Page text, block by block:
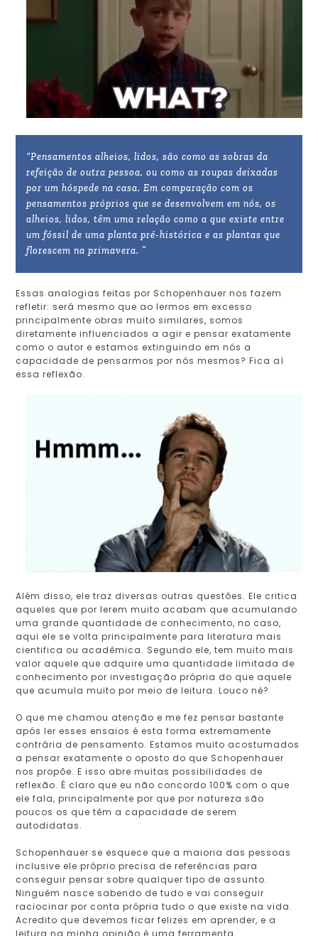
“Pensamentos alheios, lidos, são como as sobras da
refeição de outra pessoa, ou como as roupas deixadas
por um hóspede na casa. Em comparação com os
pensamentos próprios que se desenvolvem em nós, os
alheios, lidos, têm uma relação como a que existe entre
um fóssil de uma planta pré-histórica e as plantas que
florescem na primavera. ”
Essas analogias feitas por Schopenhauer nos fazem
refletir: será mesmo que ao lermos em excesso
principalmente obras muito similares, somos
diretamente influenciados a agir e pensar exatamente
como o autor e estamos extinguindo em nós a
capacidade de pensarmos por nós mesmos? Fica aí
essa reflexão.
Além disso, ele traz diversas outras questões. Ele critica
aqueles que por lerem muito acabam que acumulando
uma grande quantidade de conhecimento, no caso,
aqui ele se volta principalmente para literatura mais
cientifica ou acadêmica. Segundo ele, tem muito mais
valor aquele que adquire uma quantidade limitada de
conhecimento por investigação própria do que aquele
que acumula muito por meio de leitura. Louco né?
O que me chamou atenção e me fez pensar bastante
após ler esses ensaios é esta forma extremamente
contrária de pensamento. Estamos muito acostumados
a pensar exatamente o oposto do que Schopenhauer
nos propõe. E isso abre muitas possibilidades de
reflexão. É claro que eu não concordo 100% com o que
ele fala, principalmente por que por natureza são
poucos os que têm a capacidade de serem
autodidatas.
Schopenhauer se esquece que a maioria das pessoas
inclusive ele próprio precisa de referências para
conseguir pensar sobre qualquer tipo de assunto.
Ninguém nasce sabendo de tudo e vai conseguir
raciocinar por conta própria tudo o que existe na vida.
Acredito que devemos ficar felizes em aprender, e a